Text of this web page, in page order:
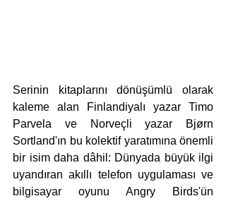
Serinin kitaplarını dönüşümlü olarak
kaleme alan Finlandiyalı yazar Timo
Parvela ve Norveçli yazar Bjørn
Sortland'ın bu kolektif yaratımına önemli
bir isim daha dâhil: Dünyada büyük ilgi
uyandıran akıllı telefon uygulaması ve
bilgisayar oyunu Angry Birds'ün